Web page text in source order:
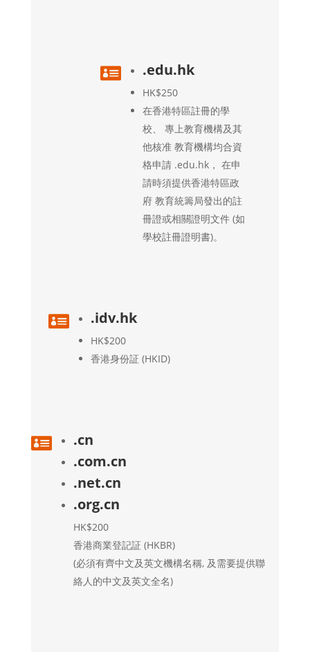
 .edu.hk
HK$250
在香港特區註冊的學
校、 專上教育機構及其
他核准 教育機構均合資
格申請 .edu.hk， 在申
請時須提供香港特區政
府 教育統籌局發出的註
冊證或相關證明文件 (如
學校註冊證明書)。
 .idv.hk
HK$200
香港身份証 (HKID)

.cn
.com.cn
.net.cn
.org.cn
HK$200
香港商業登記証 (HKBR)
(必須有齊中文及英文機構名稱, 及需要提供聯
絡人的中文及英文全名)